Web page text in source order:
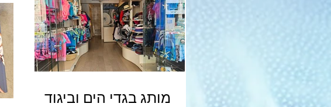
מותג בגדי הים וביגוד